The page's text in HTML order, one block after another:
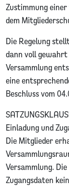
Zustimmung
dem
Die Regelung
dann voll
Versammlung
eine
Beschluss vom
Einladung und
Die Mitglieder
Versammlung.
Zugangsdaten